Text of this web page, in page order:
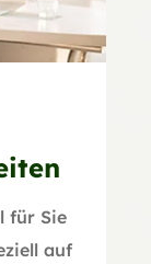
für Sie
auf